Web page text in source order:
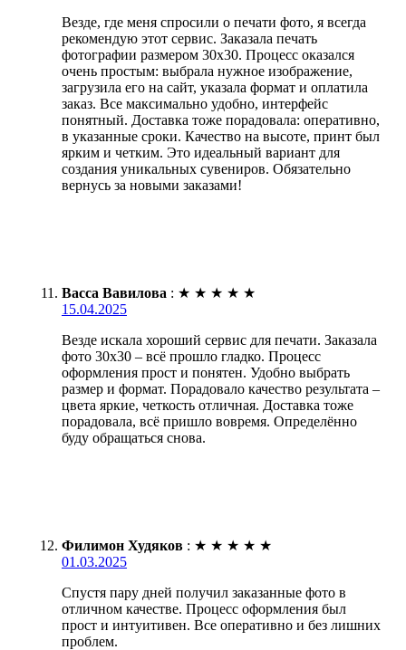
Везде, где меня спросили о печати фото, я всегда
рекомендую этот сервис. Заказала печать
фотографии размером 30х30. Процесс оказался
очень простым: выбрала нужное изображение,
загрузила его на сайт, указала формат и оплатила
заказ. Все максимально удобно, интерфейс
понятный. Доставка тоже порадовала: оперативно,
в указанные сроки. Качество на высоте, принт был
ярким и четким. Это идеальный вариант для
создания уникальных сувениров. Обязательно
вернусь за новыми заказами!
Васса Вавилова : ★ ★ ★ ★ ★
15.04.2025
Везде искала хороший сервис для печати. Заказала
фото 30х30 – всё прошло гладко. Процесс
оформления прост и понятен. Удобно выбрать
размер и формат. Порадовало качество результата –
цвета яркие, четкость отличная. Доставка тоже
порадовала, всё пришло вовремя. Определённо
буду обращаться снова.
Филимон Худяков : ★ ★ ★ ★ ★
01.03.2025
Спустя пару дней получил заказанные фото в
отличном качестве. Процесс оформления был
прост и интуитивен. Все оперативно и без лишних
проблем.